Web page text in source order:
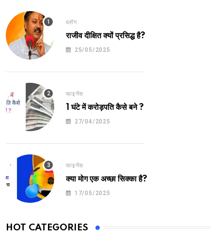
ब्लॉग
राजीव दीक्षित क्यों प्रसिद्ध है?
25/05/2025
फाइनेंस
1 घंटे में करोड़पति कैसे बने ?
27/04/2025
फाइनेंस
क्या मोग एक अच्छा सिक्का है?
17/05/2025
HOT CATEGORIES